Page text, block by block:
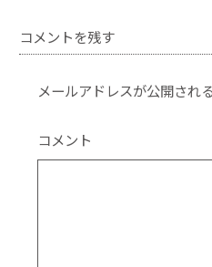
c
e
b
o
o
k
itt
er
コメントを残す
メールアドレスが公開され
コメント